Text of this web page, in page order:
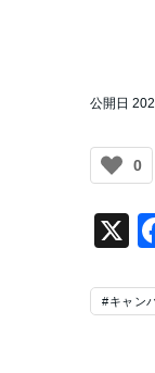
公開日
0
X
#キャン